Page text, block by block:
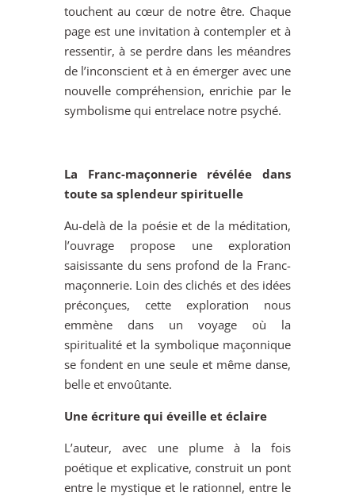
touchent au cœur de notre être. Chaque
page est une invitation à contempler et à
ressentir, à se perdre dans les méandres
de l’inconscient et à en émerger avec une
nouvelle compréhension, enrichie par le
symbolisme qui entrelace notre psyché.
La Franc-maçonnerie révélée dans
toute sa splendeur spirituelle
Au-delà de la poésie et de la méditation,
l’ouvrage propose une exploration
saisissante du sens profond de la Franc-
maçonnerie. Loin des clichés et des idées
préconçues, cette exploration nous
emmène dans un voyage où la
spiritualité et la symbolique maçonnique
se fondent en une seule et même danse,
belle et envoûtante.
Une écriture qui éveille et éclaire
L’auteur, avec une plume à la fois
poétique et explicative, construit un pont
entre le mystique et le rationnel, entre le